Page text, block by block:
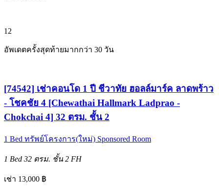
12
อัพเดตครั้งสุดท้ายมากกว่า 30 วัน
[74542] เช่าคอนโด 1 ปี ชีวาทัย ฮอลล์มาร์ค ลาดพร้าว
- โชคชัย 4 [Chewathai Hallmark Ladprao -
Chokchai 4] 32 ตรม. ชั้น 2
1 Bed ทรัพย์โครงการ(ใหม่) Sponsored Room
1 Bed 32 ตรม. ชั้น 2 FH
เช่า 13,000 ฿